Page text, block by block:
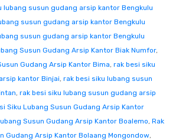
lubang susun gudang arsip kantor Bengkulu
susun gudang arsip kantor Bengkulu
susun gudang arsip kantor Bengkulu
Susun Gudang Arsip Kantor Biak Numfor,
Gudang Arsip Kantor Bima, rak besi siku
kantor Binjai, rak besi siku lubang susun
, rak besi siku lubang susun gudang arsip
Siku Lubang Susun Gudang Arsip Kantor
Susun Gudang Arsip Kantor Boalemo, Rak
Gudang Arsip Kantor Bolaang Mongondow,